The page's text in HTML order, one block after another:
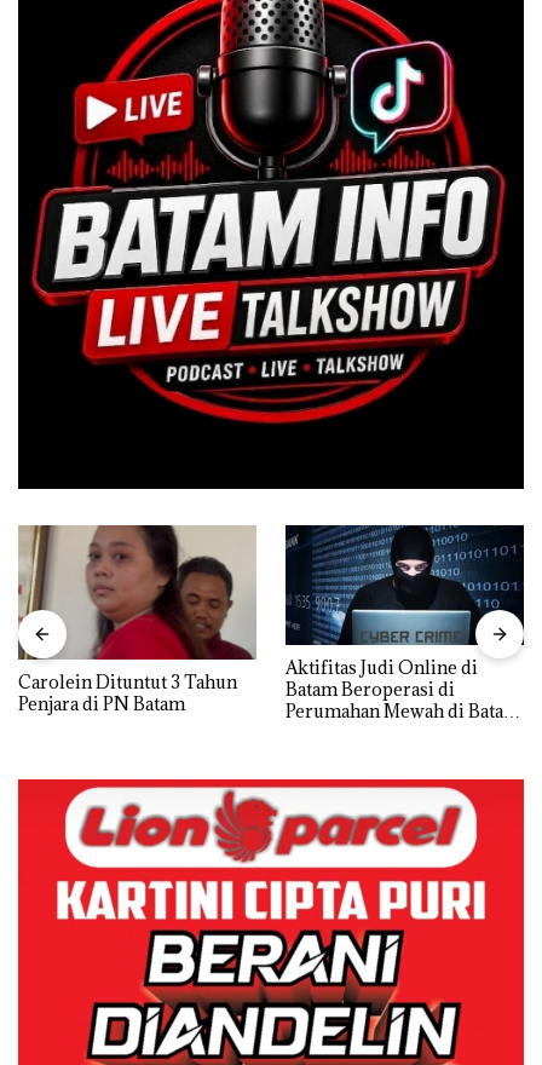
Carolein Dituntut 3 Tahun
Penjara di PN Batam
Aktifitas Judi Online di
Batam Beroperasi di
Perumahan Mewah di Batam